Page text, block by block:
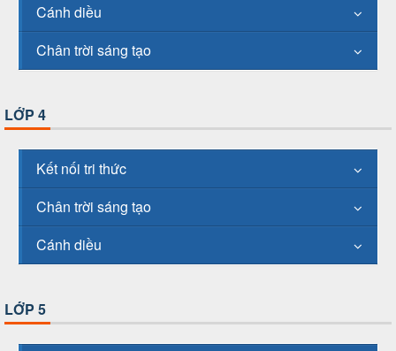
Cánh diều
Chân trời sáng tạo
LỚP 4
Kết nối tri thức
Chân trời sáng tạo
Cánh diều
LỚP 5